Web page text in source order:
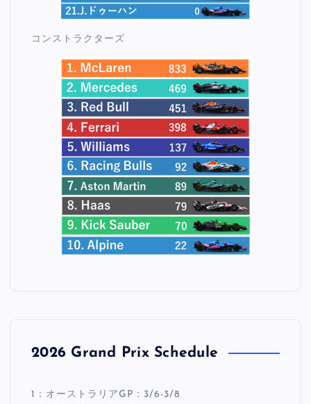
コンストラクターズ
2026 Grand Prix Schedule
1：オーストラリアGP：3/6-3/8